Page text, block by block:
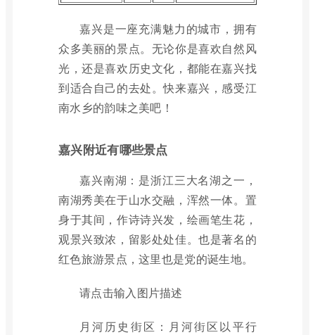
嘉兴是一座充满魅力的城市，拥有
众多美丽的景点。无论你是喜欢自然风
光，还是喜欢历史文化，都能在嘉兴找
到适合自己的去处。快来嘉兴，感受江
南水乡的韵味之美吧！
嘉兴附近有哪些景点
嘉兴南湖：是浙江三大名湖之一，
南湖秀美在于山水交融，浑然一体。置
身于其间，作诗诗兴发，绘画笔生花，
观景兴致浓，留影处处佳。也是著名的
红色旅游景点，这里也是党的诞生地。
请点击输入图片描述
月河历史街区：月河街区以平行